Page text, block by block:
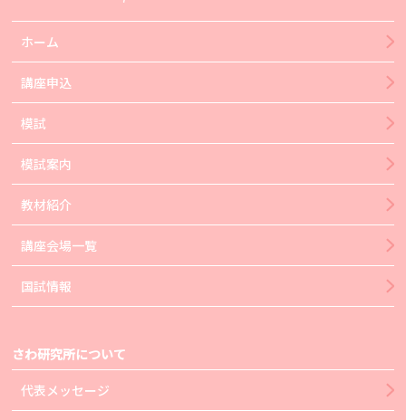
ホーム
講座申込
模試
模試案内
教材紹介
講座会場一覧
国試情報
さわ研究所について
代表メッセージ